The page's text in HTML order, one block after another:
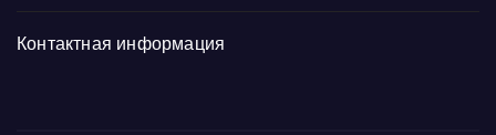
Контактная информация